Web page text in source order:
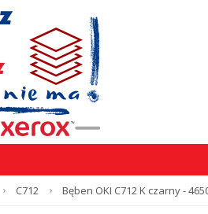
C712 Bęben OKI C712 K czarny -